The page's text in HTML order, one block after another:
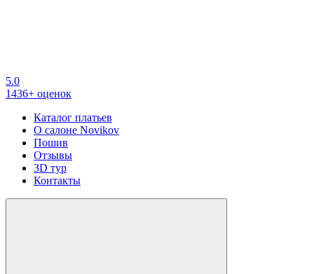
5.0
1436+ оценок
Каталог платьев
О салоне Novikov
Пошив
Отзывы
3D тур
Контакты